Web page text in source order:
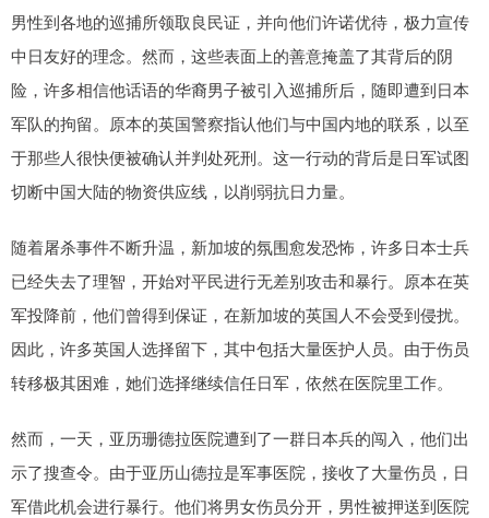
男性到各地的巡捕所领取良民证，并向他们许诺优待，极力宣传
中日友好的理念。然而，这些表面上的善意掩盖了其背后的阴
险，许多相信他话语的华裔男子被引入巡捕所后，随即遭到日本
军队的拘留。原本的英国警察指认他们与中国内地的联系，以至
于那些人很快便被确认并判处死刑。这一行动的背后是日军试图
切断中国大陆的物资供应线，以削弱抗日力量。
随着屠杀事件不断升温，新加坡的氛围愈发恐怖，许多日本士兵
已经失去了理智，开始对平民进行无差别攻击和暴行。原本在英
军投降前，他们曾得到保证，在新加坡的英国人不会受到侵扰。
因此，许多英国人选择留下，其中包括大量医护人员。由于伤员
转移极其困难，她们选择继续信任日军，依然在医院里工作。
然而，一天，亚历珊德拉医院遭到了一群日本兵的闯入，他们出
示了搜查令。由于亚历山德拉是军事医院，接收了大量伤员，日
军借此机会进行暴行。他们将男女伤员分开，男性被押送到医院